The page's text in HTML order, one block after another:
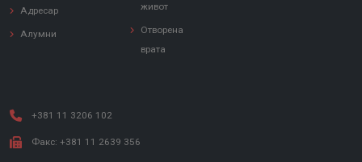
Адресар
Алумни
живот
Отворена
врата
+381 11 3206 102
Факс: +381 11 2639 356